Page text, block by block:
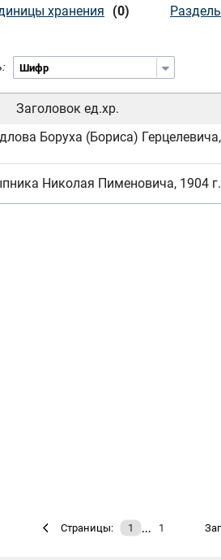
хранения (0)
Заголовок ед.хр.
Боруха (Бориса) Герцелевича,
Николая Пименовича, 1904
Страницы: 1 … 1